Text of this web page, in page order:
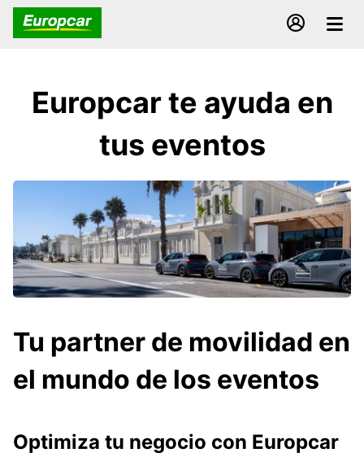
Europcar te ayuda en
tus eventos
Tu partner de movilidad en
el mundo de los eventos
Optimiza tu negocio con Europcar